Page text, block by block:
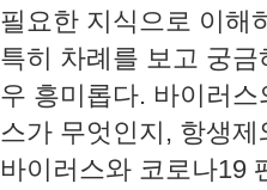
필요한 지식으로 이해
특히 차례를 보고 궁
우 흥미롭다. 바이러
스가 무엇인지, 항생
바이러스와 코로나19